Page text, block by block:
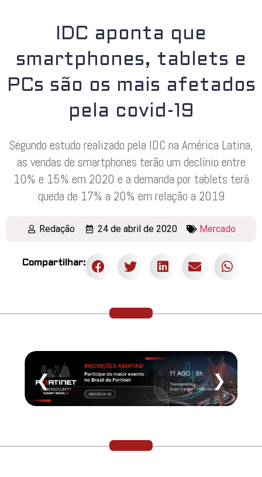
IDC aponta que
smartphones, tablets e
PCs são os mais afetados
pela covid-19
Segundo estudo realizado pela IDC na América Latina,
as vendas de smartphones terão um declínio entre
10% e 15% em 2020 e a demanda por tablets terá
queda de 17% a 20% em relação a 2019
Redação 24 de abril de 2020 Mercado
Compartilhar:
❮ ❯